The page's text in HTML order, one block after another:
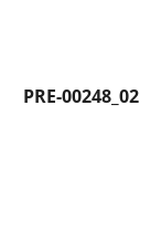
PRE-00248_02